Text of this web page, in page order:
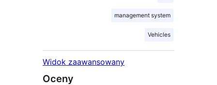
management system
Vehicles
Widok zaawansowany
Oceny